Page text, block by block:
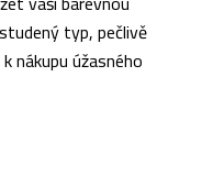
typ, pečlivě
nákupu úžasného